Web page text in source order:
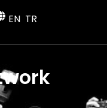
EN TR